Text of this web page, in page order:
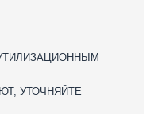
УТОЧНЯЙТЕ